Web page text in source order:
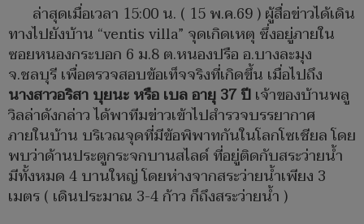
ล่าสุดเมื่อเวลา 15:00 น. ( 15 พ.ค.69 ) ผู้สื่อข่าวได้เดิน
ทางไปยังบ้าน “ventis villa” จุดเกิดเหตุ ซึ่งอยู่ภายใน
ซอยหนองกระบอก 6 ม.8 ต.หนองปรือ อ.บางละมุง
จ.ชลบุรี เพื่อตรวจสอบข้อเท็จจริงที่เกิดขึ้น เมื่อไปถึง
นางสาวอริสา บุยนะ หรือ เบล อายุ 37 ปีเจ้าของบ้านพลู
วิลล่าดังกล่าว ได้พาทีมข่าวเข้าไปสำรวจบรรยากาศ
ภายในบ้าน บริเวณจุดที่มีข้อพิพาทกันในโลกโซเชียล โดย
พบว่าด้านประตูกระจกบานสไลด์ ที่อยู่ติดกับสระว่ายน้ำ
มีทั้งหมด 4 บานใหญ่ โดยห่างจากสระว่ายน้ำเพียง 3
เมตร ( เดินประมาณ 3-4 ก้าว ก็ถึงสระว่ายน้ำ )